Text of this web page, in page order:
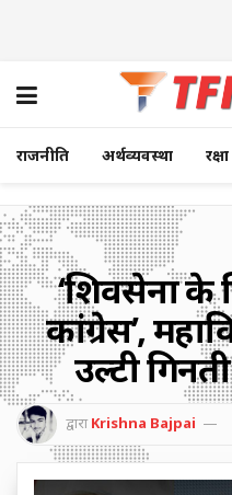
राजनीति अर्थव्यवस्था रक्षा
‘शिवसेना के
कांग्रेस’,
उल्टी
द्वारा Krishna Bajpai